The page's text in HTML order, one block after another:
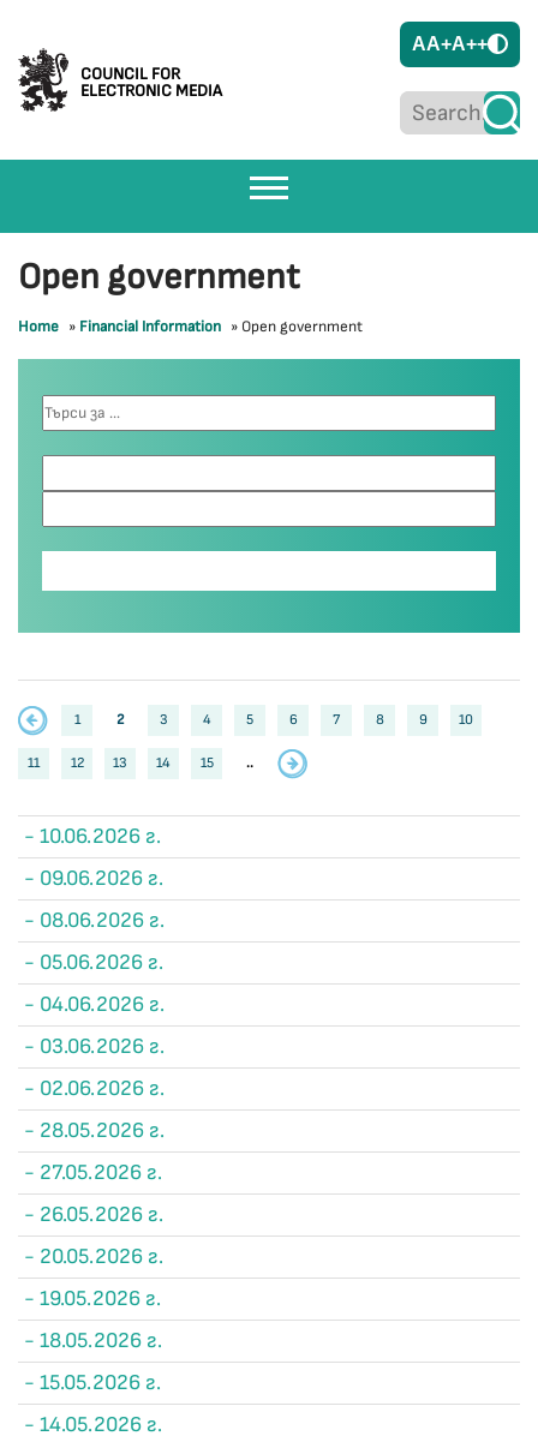
COUNCIL FOR
ELECTRONIC MEDIA
AA+A++
Open government
Home » Financial Information » Open government
1 2 3 4 5 6 7 8 9 10
11 12 13 14 15 ..
- 10.06.2026 г.
- 09.06.2026 г.
- 08.06.2026 г.
- 05.06.2026 г.
- 04.06.2026 г.
- 03.06.2026 г.
- 02.06.2026 г.
- 28.05.2026 г.
- 27.05.2026 г.
- 26.05.2026 г.
- 20.05.2026 г.
- 19.05.2026 г.
- 18.05.2026 г.
- 15.05.2026 г.
- 14.05.2026 г.